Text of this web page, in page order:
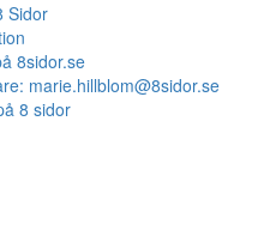
Sidor
8sidor.se
marie.hillblom@8sidor.se
8 sidor